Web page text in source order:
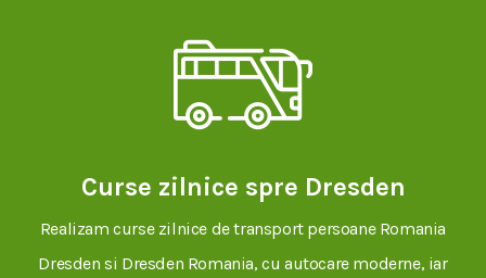
Curse zilnice spre Dresden
Realizam curse zilnice de transport persoane Romania
Dresden si Dresden Romania, cu autocare moderne, iar